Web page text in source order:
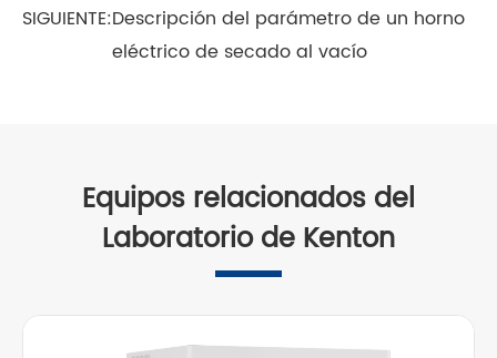
SIGUIENTE:Descripción del parámetro de un horno
eléctrico de secado al vacío
Equipos relacionados del
Laboratorio de Kenton